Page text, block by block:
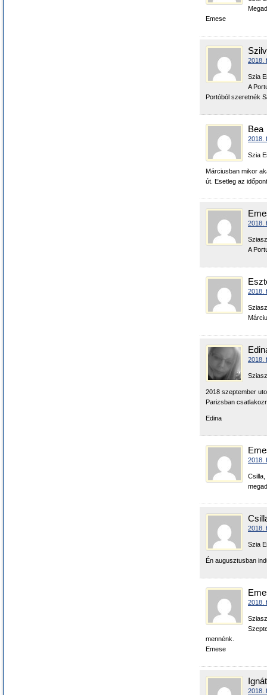
Emese
2018.
Szia
A
Portóból szeretnék
Bea
2018.
Szia
Márciusban mikor
út. Esetleg az
2018.
A
2018.
2018.
2018 szeptember
Parizsban
Edina
2018.
Csilla,
2018.
Szia
Én augusztusban
2018.
mennénk.
Emese
2018.